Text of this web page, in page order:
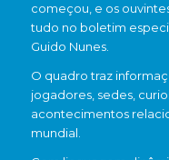
começou, e os
tudo no boletim
Guido Nunes.
O quadro traz
jogadores, sedes,
acontecimentos
mundial.